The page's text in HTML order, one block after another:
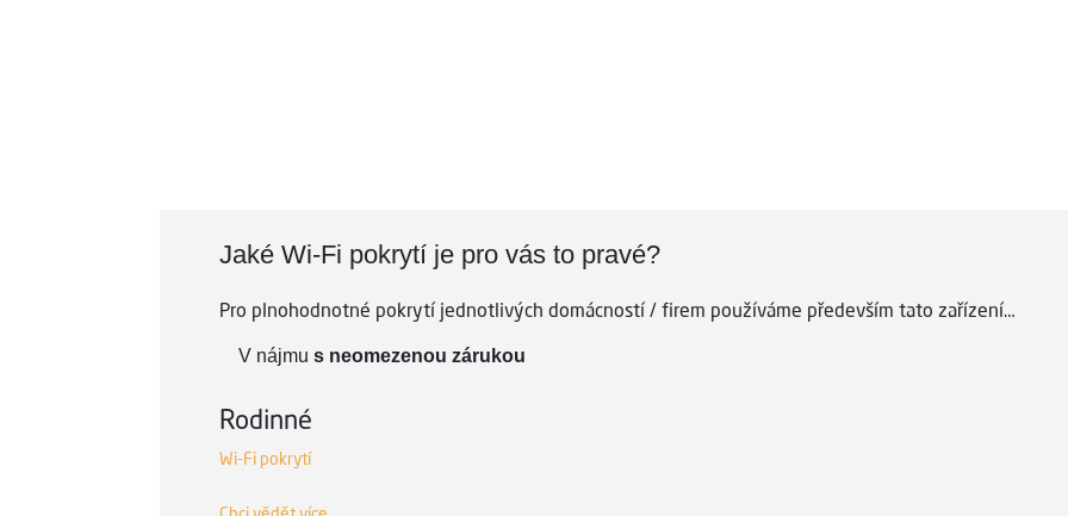
Jaké Wi-Fi pokrytí je pro vás to pravé?
Pro plnohodnotné pokrytí jednotlivých domácností / firem používáme především tato zařízení…
V nájmus neomezenou zárukou
Rodinné
Wi-Fi pokrytí